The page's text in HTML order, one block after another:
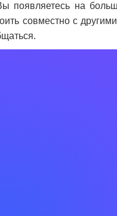
появляетесь на
совместно с